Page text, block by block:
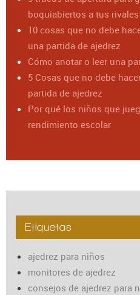
boquiabiertos a tus rivales
10 cosas que no debe
una partida de ajedrez
Cómo anotar o leer una
5 Cosas que no debe
partida de ajedrez
Por qué los niños que
rendimiento escolar
Etiquetas
ajedrez para niños
monitores de ajedrez
consejos de ajedrez para